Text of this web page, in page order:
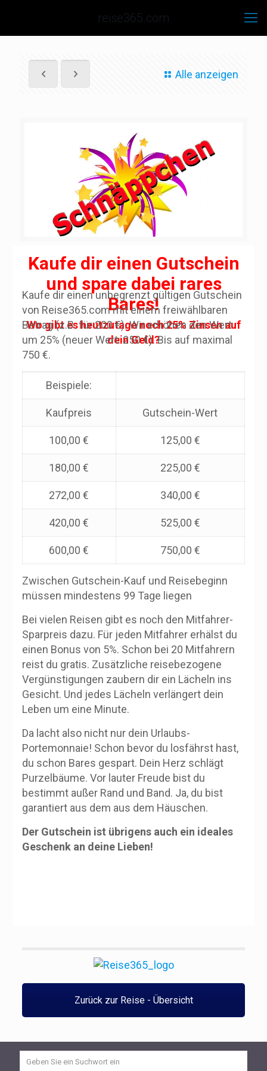
reise365.com
Alle anzeigen
Kaufe dir einen Gutschein
und spare dabei rares
Bares!
Wo gibt es heutzutage noch 25% Zinsen auf
dein Geld?
Kaufe dir einen unbegrenzt gültigen Gutschein
von Reise365.com mit einem freiwählbaren
Betrag (z.B. für 200 €). Wir erhöhen den Wert
um 25% (neuer Wert: 250 €). Bis auf maximal
750 €.
Beispiele:
Kaufpreis Gutschein-Wert
100,00 € 125,00 €
180,00 € 225,00 €
272,00 € 340,00 €
420,00 € 525,00 €
600,00 € 750,00 €
Zwischen Gutschein-Kauf und Reisebeginn
müssen mindestens 99 Tage liegen
Bei vielen Reisen gibt es noch den Mitfahrer-
Sparpreis dazu. Für jeden Mitfahrer erhälst du
einen Bonus von 5%. Schon bei 20 Mitfahrern
reist du gratis. Zusätzliche reisebezogene
Vergünstigungen zaubern dir ein Lächeln ins
Gesicht. Und jedes Lächeln verlängert dein
Leben um eine Minute.
Da lacht also nicht nur dein Urlaubs-
Portemonnaie! Schon bevor du losfährst hast,
du schon Bares gespart. Dein Herz schlägt
Purzelbäume. Vor lauter Freude bist du
bestimmt außer Rand und Band. Ja, du bist
garantiert aus dem aus dem Häuschen.
Der Gutschein ist übrigens auch ein ideales
Geschenk an deine Lieben!
Zurück zur Reise - Übersicht